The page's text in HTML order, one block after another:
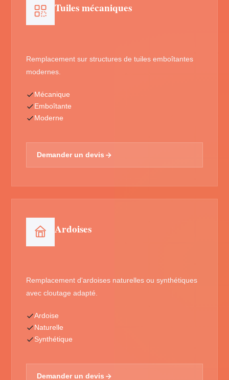
Tuiles mécaniques
Remplacement sur structures de tuiles emboîtantes
modernes.
Mécanique
Emboîtante
Moderne
Demander un devis
Ardoises
Remplacement d'ardoises naturelles ou synthétiques
avec cloutage adapté.
Ardoise
Naturelle
Synthétique
Demander un devis